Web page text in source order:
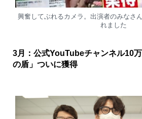
興奮してぶれるカメラ。出演者のみなさ
れました
3月：公式YouTubeチャンネル10
の盾」ついに獲得